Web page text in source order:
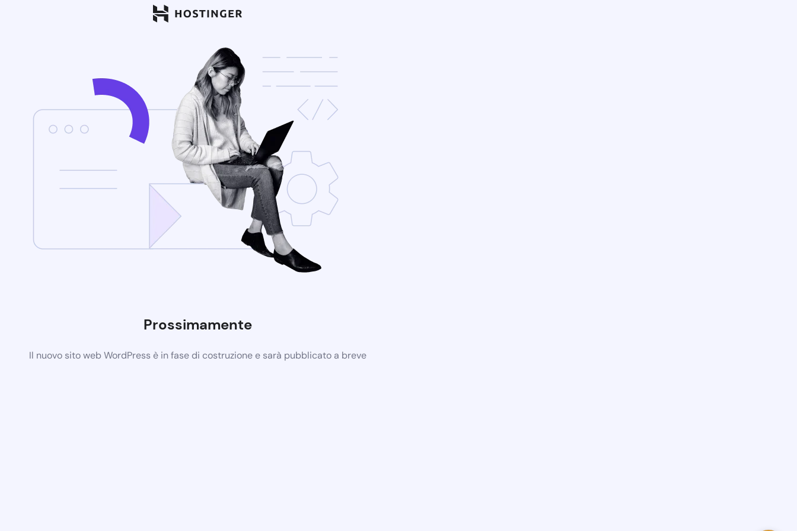
Prossimamente
Il nuovo sito web WordPress è in fase di costruzione e sarà pubblicato a breve